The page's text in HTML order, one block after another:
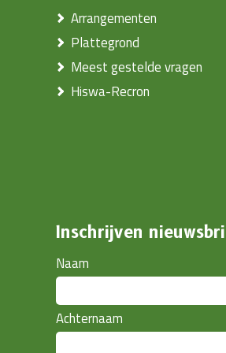
Arrangementen
Plattegrond
Meest gestelde vragen
Hiswa-Recron
Inschrijven
Naam
Achternaam